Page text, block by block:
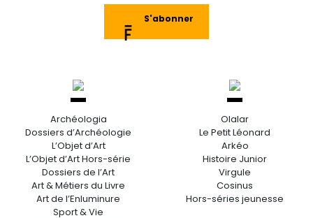
S'abonner
Archéologia
Dossiers d’Archéologie
L’Objet d’Art
L’Objet d’Art Hors-série
Dossiers de l’Art
Art & Métiers du Livre
Art de l’Enluminure
Sport & Vie
Olalar
Le Petit Léonard
Arkéo
Histoire Junior
Virgule
Cosinus
Hors-séries jeunesse